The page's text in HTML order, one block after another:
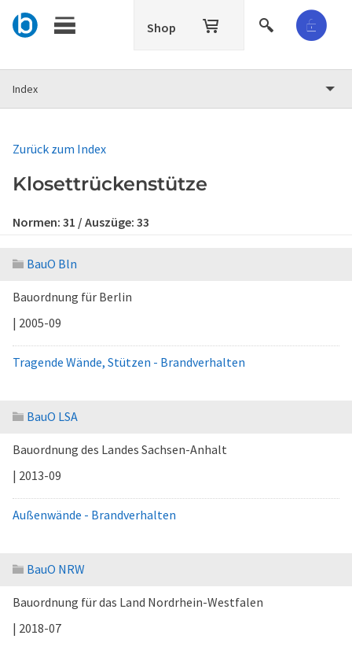
Shop
Index
Zurück zum Index
Klosettrückenstütze
Normen: 31 / Auszüge: 33
BauO Bln
Bauordnung für Berlin
| 2005-09
Tragende Wände, Stützen - Brandverhalten
BauO LSA
Bauordnung des Landes Sachsen-Anhalt
| 2013-09
Außenwände - Brandverhalten
BauO NRW
Bauordnung für das Land Nordrhein-Westfalen
| 2018-07